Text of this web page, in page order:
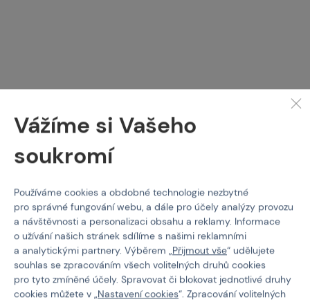
VECTOR OPTICS
MAG montáž 45° pro
montáž RMR - Černá
370 Kč
Koupit
skladem posledních 2 ks
Brno
Praha
Montáž typu HYDRA
od1 250 Kč
Detail
1 varianta skladem
Vážíme si Vašeho
soukromí
Používáme cookies a obdobné technologie nezbytné
pro správné fungování webu, a dále pro účely analýzy provozu
a návštěvnosti a personalizaci obsahu a reklamy. Informace
o užívání našich stránek sdílíme s našimi reklamními
a analytickými partnery. Výběrem „Přijmout vše“ udělujete
souhlas se zpracováním všech volitelných druhů cookies
pro tyto zmíněné účely. Spravovat či blokovat jednotlivé druhy
cookies můžete v „Nastavení cookies“. Zpracování volitelných